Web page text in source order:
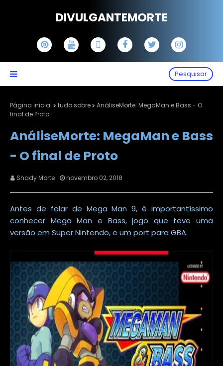
DIVULGANTEMORTE
Pesquisar
Página inicial tudo sobre
AnáliseMorte: MegaMan e Bass - O
final de Proto
AnáliseMorte: MegaMan e Bass
- O final de Proto
Shady Morte novembro 02, 2018
Antes de falar de Mega Man 9, é importantíssimo
conhecer Mega Man e Bass, jogo que teve uma
versão em Super Nintendo, e um port para GBA.